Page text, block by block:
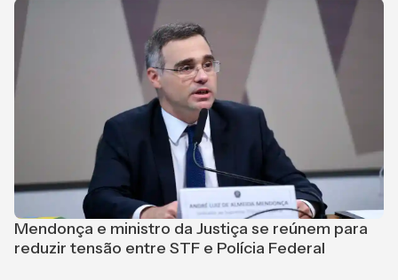
Mendonça e ministro da Justiça se reúnem para
reduzir tensão entre STF e Polícia Federal